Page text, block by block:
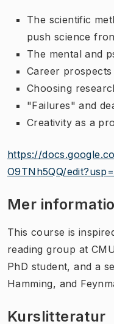
The scientific
push science
The mental and
Career
Choosing
"Failures" and
Creativity as a
https://
O9TNh5QQ/
Mer
This course is
reading group at
PhD student, and a
Hamming, and
Kurslitteratur